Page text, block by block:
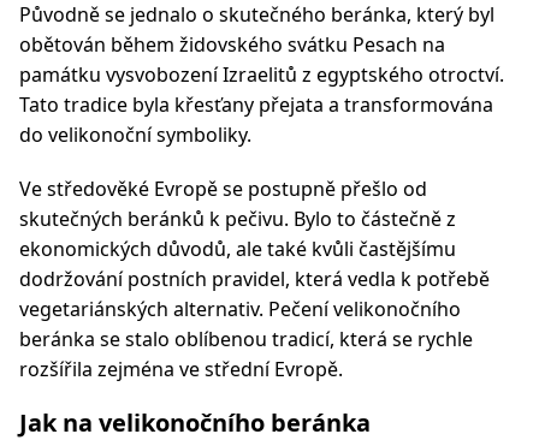
Původně se jednalo o skutečného beránka, který byl
obětován během židovského svátku Pesach na
památku vysvobození Izraelitů z egyptského otroctví.
Tato tradice byla křesťany přejata a transformována
do velikonoční symboliky.
Ve středověké Evropě se postupně přešlo od
skutečných beránků k pečivu. Bylo to částečně z
ekonomických důvodů, ale také kvůli častějšímu
dodržování postních pravidel, která vedla k potřebě
vegetariánských alternativ. Pečení velikonočního
beránka se stalo oblíbenou tradicí, která se rychle
rozšířila zejména ve střední Evropě.
Jak na velikonočního beránka